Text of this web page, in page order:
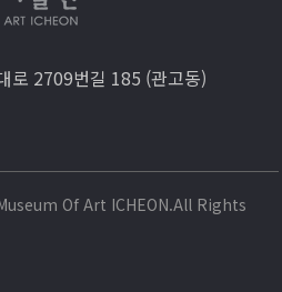
로 2709번길 185 (관고동)
Of Art ICHEON.All Rights